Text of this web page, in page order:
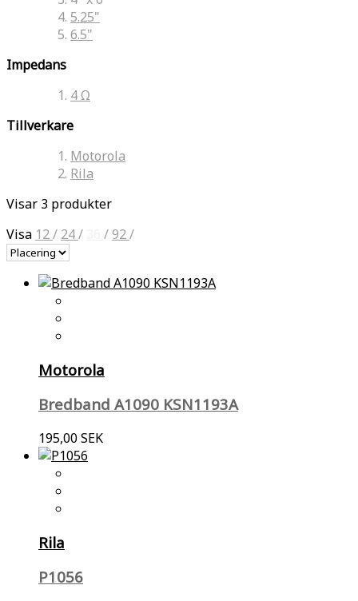
5.25"
6.5"
Impedans
4 Ω
Tillverkare
Motorola
Rila
Visar 3 produkter
Visa 12/ 24/ /92/
Motorola
Bredband A1090 KSN1193A
195,00 SEK
Rila
P1056